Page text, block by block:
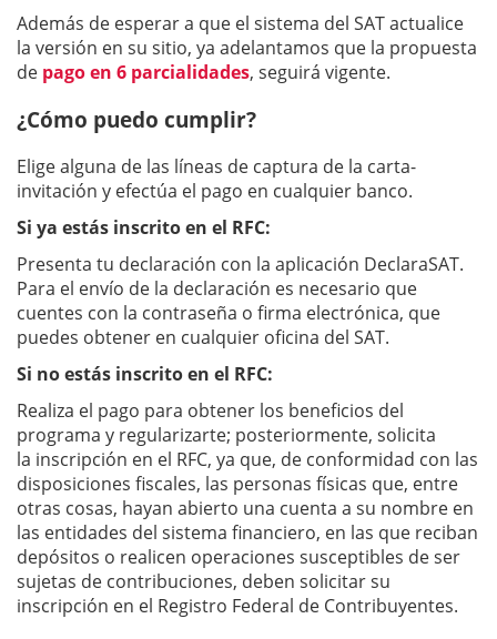
Además de esperar a que el sistema del SAT actualice
la versión en su sitio, ya adelantamos que la propuesta
de pago en 6 parcialidades, seguirá vigente.
¿Cómo puedo cumplir?
Elige alguna de las líneas de captura de la carta-
invitación y efectúa el pago en cualquier banco.
Si ya estás inscrito en el RFC:
Presenta tu declaración con la aplicación DeclaraSAT.
Para el envío de la declaración es necesario que
cuentes con la contraseña o firma electrónica, que
puedes obtener en cualquier oficina del SAT.
Si no estás inscrito en el RFC:
Realiza el pago para obtener los beneficios del
programa y regularizarte; posteriormente, solicita
la inscripción en el RFC, ya que, de conformidad con las
disposiciones fiscales, las personas físicas que, entre
otras cosas, hayan abierto una cuenta a su nombre en
las entidades del sistema financiero, en las que reciban
depósitos o realicen operaciones susceptibles de ser
sujetas de contribuciones, deben solicitar su
inscripción en el Registro Federal de Contribuyentes.